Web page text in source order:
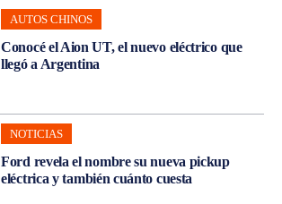
AUTOS CHINOS
Conocé el Aion UT, el nuevo eléctrico que
llegó a Argentina
NOTICIAS
Ford revela el nombre su nueva pickup
eléctrica y también cuánto cuesta